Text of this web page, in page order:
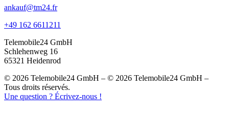
ankauf@tm24.fr
+49 162 6611211
Telemobile24 GmbH
Schlehenweg 16
65321 Heidenrod
© 2026 Telemobile24 GmbH – © 2026 Telemobile24 GmbH –
Tous droits réservés.
Une question ? Écrivez-nous !